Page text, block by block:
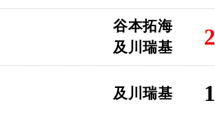
2
谷本拓海
及川瑞基
1
及川瑞基